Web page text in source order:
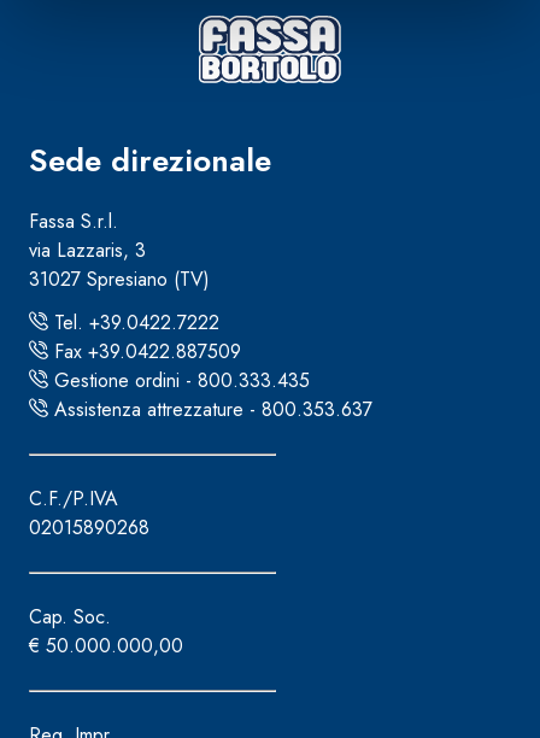
Sede direzionale
Fassa S.r.l.
via Lazzaris, 3
31027 Spresiano (TV)
Tel. +39.0422.7222
Fax +39.0422.887509
Gestione ordini - 800.333.435
Assistenza attrezzature - 800.353.637
C.F./P.IVA
02015890268
Cap. Soc.
€ 50.000.000,00